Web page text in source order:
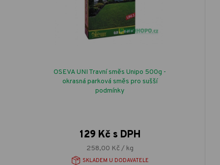
OSEVA UNI Travní směs Unipo 500g -
okrasná parková směs pro sušší
podmínky
129 Kč s DPH
258,00 Kč / kg
SKLADEM U DODAVATELE